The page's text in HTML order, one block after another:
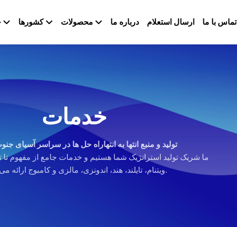
کشورها محصولات درباره ما ارسال استعلام تماس با ما
خدمات
تولید و منبع انتها به انتهاراه حل ها در سراسر آسیای
ما شریک تولید استراتژیک شما هستیم و خدمات جامع از مفهوم تا
ویتنام، تایلند، هند، اندونزی، مالزی و کامبوج ارائه می دهیم.